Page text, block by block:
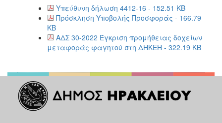
Υπεύθυνη δήλωση 4412-16 - 152.51 KB
Πρόσκληση Υποβολής Προσφοράς - 166.79
KB
ΑΔΣ 30-2022 Έγκριση προμήθειας δοχείων
μεταφοράς φαγητού στη ΔΗΚΕΗ - 322.19 KB